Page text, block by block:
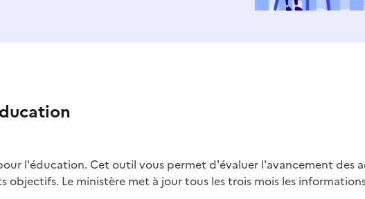
l'éducation. Cet outil vous permet d'évaluer l'avancement des
Le ministère met à jour tous les trois mois les